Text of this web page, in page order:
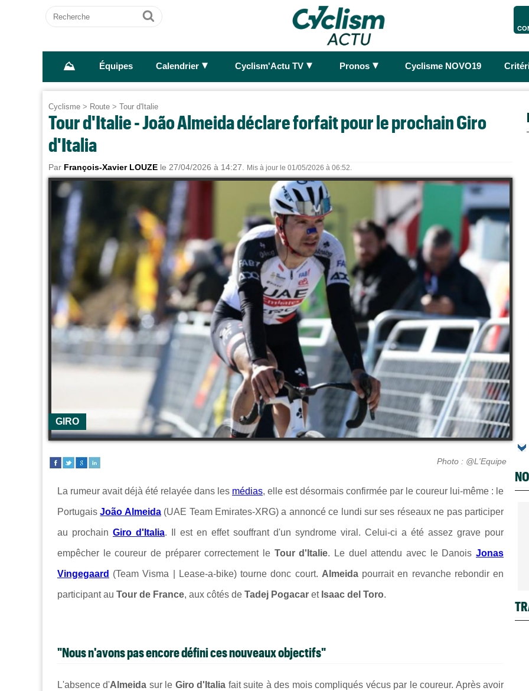
Recherche
Ok
⛰ Équipes Calendrier ► Cyclism'Actu TV ► Pronos ► Cyclisme NOVO19
Cyclisme > Route > Tour d'Italie
Tour d'Italie - João Almeida déclare forfait pour le prochain Giro
d'Italia
Par François-Xavier LOUZE le 27/04/2026 à 14:27. Mis à jour le 01/05/2026 à 06:52.
GIRO
Photo : @L'Equipe
La rumeur avait déjà été relayée dans les médias, elle est désormais confirmée par le coureur lui-même : le
PortugaisJoão Almeida(UAE Team Emirates-XRG) a annoncé ce lundi sur ses réseaux ne pas participer
au prochain Giro d'Italia. Il est en effet souffrant d'un syndrome viral. Celui-ci a été assez grave pour
empêcher le coureur de préparer correctement le Tour d'Italie. Le duel attendu avec le DanoisJonas
Vingegaard (Team Visma | Lease-a-bike) tourne donc court. Almeida pourrait en revanche rebondir en
participant au Tour de France, aux côtés de Tadej Pogacar et Isaac del Toro.
"Nous n'avons pas encore défini ces nouveaux objectifs"
L'absence d'Almeida sur le Giro d'Italia fait suite à des mois compliqués vécus par le coureur. Après avoir